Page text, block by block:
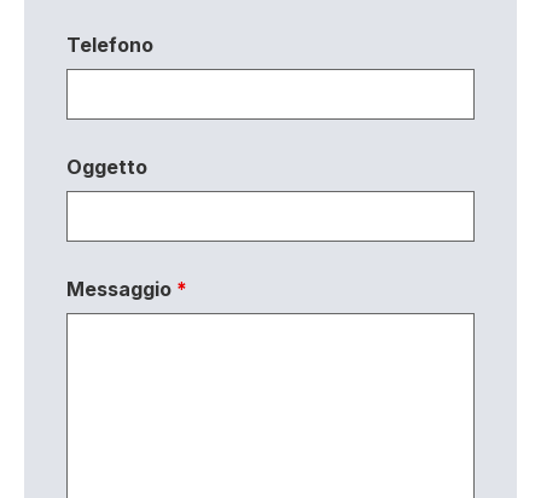
Telefono
Oggetto
Messaggio *